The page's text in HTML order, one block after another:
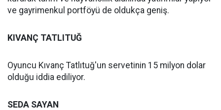
ve gayrimenkul portföyü de oldukça geniş.
KIVANÇ TATLITUĞ
Oyuncu Kıvanç Tatlıtuğ'un servetinin 15 milyon dolar
olduğu iddia ediliyor.
SEDA SAYAN